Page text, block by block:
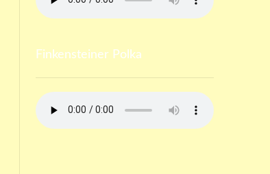
Finkensteiner Polka